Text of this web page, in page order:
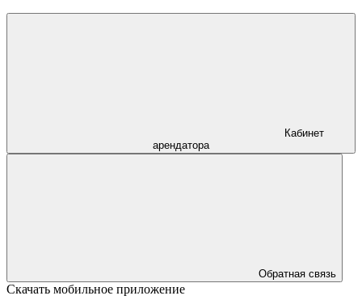
Кабинет
арендатора
Обратная связь
Скачать мобильное приложение